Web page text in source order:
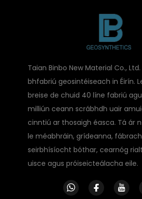
Taian Binbo New Material Co.,
bhfabriú geosintéiseach in Éirín.
breise de chuid 40 líne fabriú
milliún ceann scrábhdh uair
cinntiú ar thosaigh éasca. Tá ár
le méabhráin, grídeanna,
seirbhísíocht bóthar, cearnóg
uisce agus próiseicteálacha eile.